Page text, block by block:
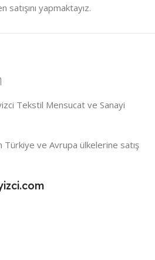
yapmaktayız.
Tekstil Mensucat ve Sanayi
Türkiye ve Avrupa ülkelerine satış